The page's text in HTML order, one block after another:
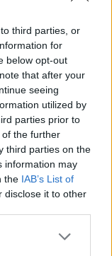
third parties, or
for
below opt-out
that after your
seeing
utilized by
parties prior to
the further
third parties on the
information may
the IAB’s List of
disclose it to other
του στην
υποδεχόμενος
τη
στο πλαίσιο
to World:
τον ενεργό
της